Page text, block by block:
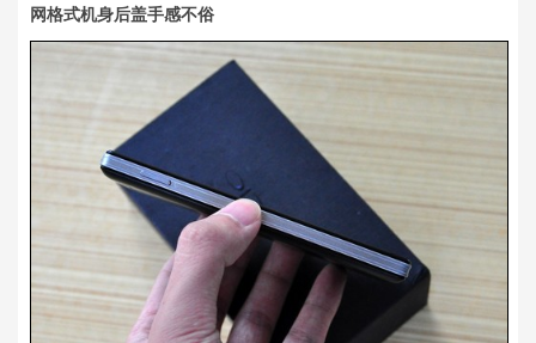
网格式机身后盖手感不俗